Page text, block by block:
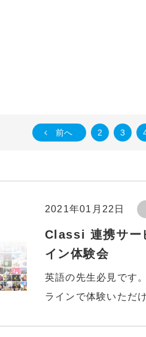
前へ 2 3
2021年01月22日
Classi 連携サー
イン体験会
英語の先生必見です
ラインで体験いただ